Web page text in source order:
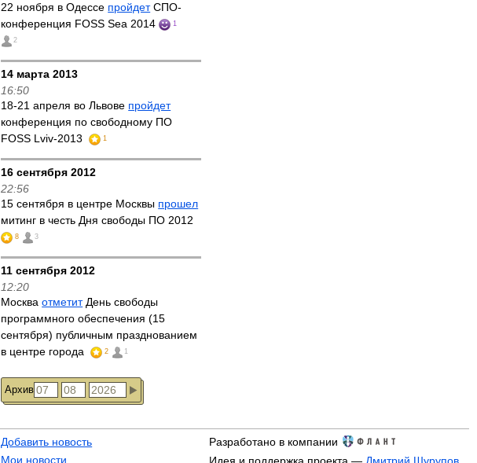
22 ноября в Одессе пройдетСПО-
конференция FOSS Sea 2014
1
2
14 марта 2013
16:50
18-21 апреля во Львове пройдет
конференция по свободному ПО
FOSS Lviv-2013
1
16 сентября 2012
22:56
15 сентября в центре Москвы прошел
митинг в честь Дня свободы ПО 2012
8 3
11 сентября 2012
12:20
МоскваотметитДень свободы
программного обеспечения (15
сентября) публичным празднованием
в центре города
2 1
Архив
Добавить новость
Мои новости
Разработано в компании